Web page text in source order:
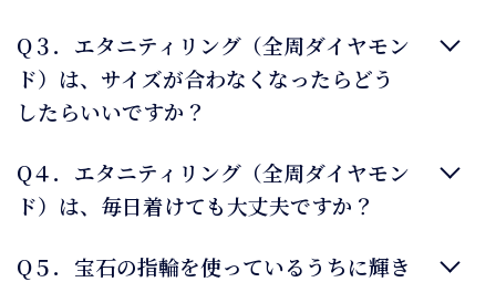
Q３．エタニティリング（全周ダイヤモン
ド）は、サイズが合わなくなったらどう
したらいいですか？
Q４．エタニティリング（全周ダイヤモン
ド）は、毎日着けても大丈夫ですか？
Q５．宝石の指輪を使っているうちに輝き